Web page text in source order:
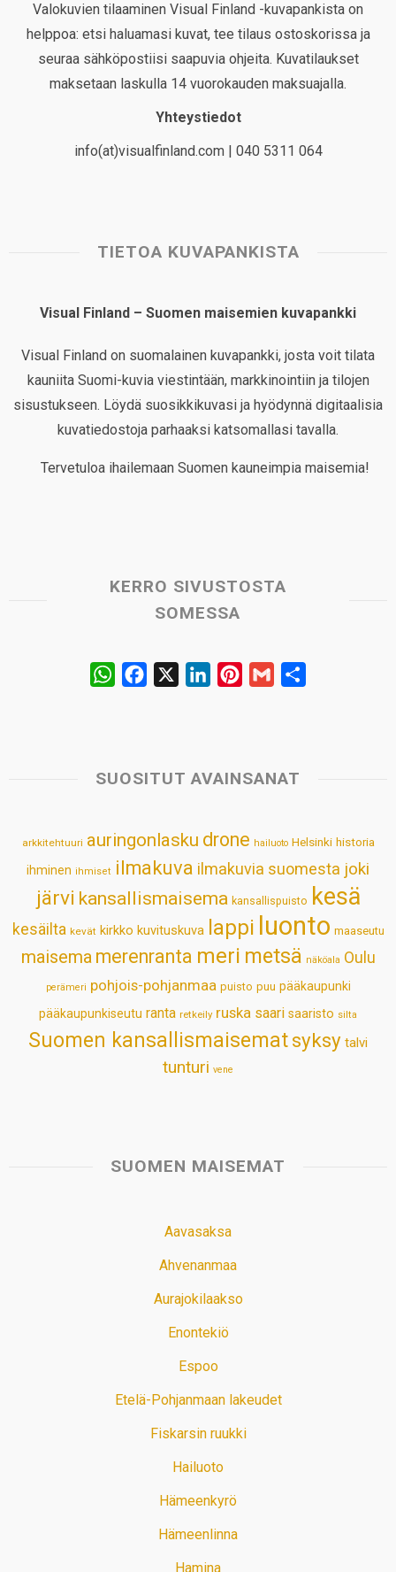
Valokuvien tilaaminen Visual Finland -kuvapankista on
helppoa: etsi haluamasi kuvat, tee tilaus ostoskorissa ja
seuraa sähköpostiisi saapuvia ohjeita. Kuvatilaukset
maksetaan laskulla 14 vuorokauden maksuajalla.
Yhteystiedot
info(at)visualfinland.com | 040 5311 064
TIETOA KUVAPANKISTA
Visual Finland – Suomen maisemien kuvapankki
Visual Finland on suomalainen kuvapankki, josta voit tilata
kauniita Suomi-kuvia viestintään, markkinointiin ja tilojen
sisustukseen. Löydä suosikkikuvasi ja hyödynnä digitaalisia
kuvatiedostoja parhaaksi katsomallasi tavalla.
Tervetuloa ihailemaan Suomen kauneimpia maisemia!
KERRO SIVUSTOSTA
SOMESSA
W
s
p
b
k
e
n
e
s
t
l
SUOSITUT AVAINSANAT
arkkitehtuuri auringonlasku drone hailuoto Helsinki historia
ihminen ihmiset ilmakuva ilmakuvia suomesta joki
järvi kansallismaisema kansallispuisto kesä
kesäilta kevät kirkko kuvituskuva lappi luonto maaseutu
maisema merenranta meri metsä näköala Oulu
perämeri pohjois-pohjanmaa puisto puu pääkaupunki
pääkaupunkiseutu ranta retkeily ruska saari saaristo silta
Suomen kansallismaisematsyksy talvi
tunturi vene
SUOMEN MAISEMAT
Aavasaksa
Ahvenanmaa
Aurajokilaakso
Enontekiö
Espoo
Etelä-Pohjanmaan lakeudet
Fiskarsin ruukki
Hailuoto
Hämeenkyrö
Hämeenlinna
Hamina